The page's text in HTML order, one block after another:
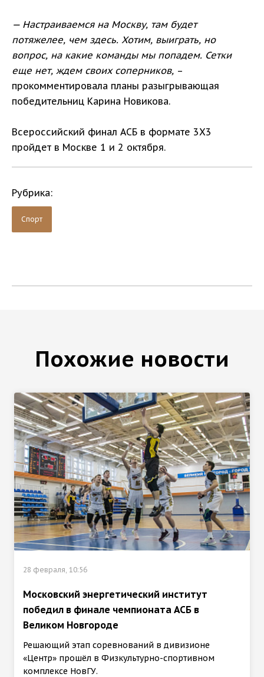
— Настраиваемся на Москву, там будет
потяжелее, чем здесь. Хотим, выиграть, но
вопрос, на какие команды мы попадем. Сетки
еще нет, ждем своих соперников, –
прокомментировала планы разыгрывающая
победительниц Карина Новикова.
Всероссийский финал АСБ в формате 3Х3
пройдет в Москве 1 и 2 октября.
Рубрика:
Спорт
Похожие новости
28 февраля, 10:56
Московский энергетический институт
победил в финале чемпионата АСБ в
Великом Новгороде
Решающий этап соревнований в дивизионе
«Центр» прошёл в Физкультурно-спортивном
комплексе НовГУ.